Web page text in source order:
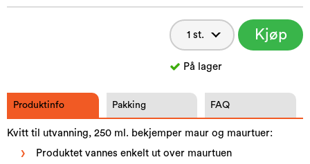
Kjøp
På lager
Produktinfo Pakking FAQ
Kvitt til utvanning, 250 ml. bekjemper maur og maurtuer:
Produktet vannes enkelt ut over maurtuen